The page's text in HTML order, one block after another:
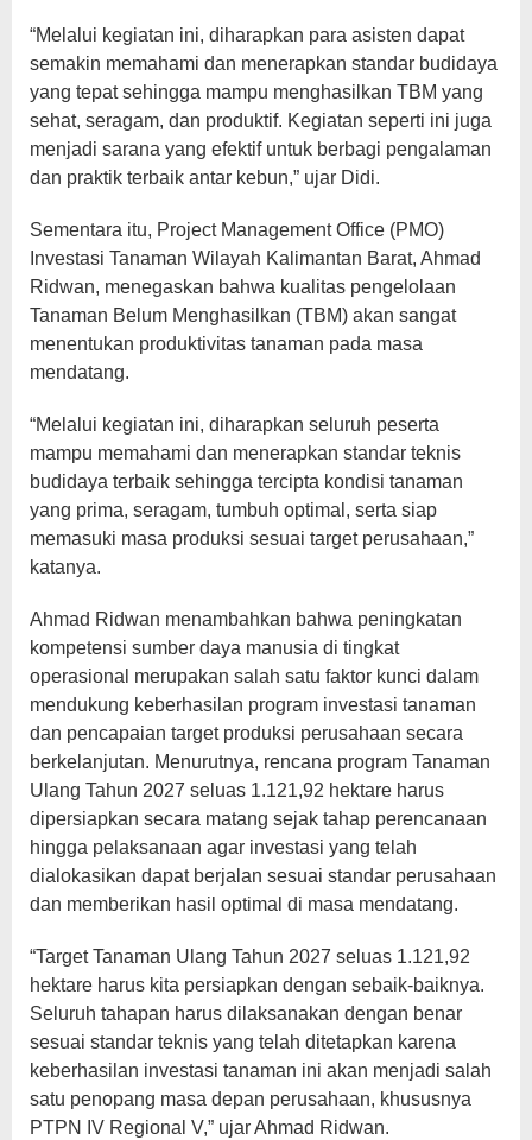
“Melalui kegiatan ini, diharapkan para asisten dapat
semakin memahami dan menerapkan standar budidaya
yang tepat sehingga mampu menghasilkan TBM yang
sehat, seragam, dan produktif. Kegiatan seperti ini juga
menjadi sarana yang efektif untuk berbagi pengalaman
dan praktik terbaik antar kebun,” ujar Didi.
Sementara itu, Project Management Office (PMO)
Investasi Tanaman Wilayah Kalimantan Barat, Ahmad
Ridwan, menegaskan bahwa kualitas pengelolaan
Tanaman Belum Menghasilkan (TBM) akan sangat
menentukan produktivitas tanaman pada masa
mendatang.
“Melalui kegiatan ini, diharapkan seluruh peserta
mampu memahami dan menerapkan standar teknis
budidaya terbaik sehingga tercipta kondisi tanaman
yang prima, seragam, tumbuh optimal, serta siap
memasuki masa produksi sesuai target perusahaan,”
katanya.
Ahmad Ridwan menambahkan bahwa peningkatan
kompetensi sumber daya manusia di tingkat
operasional merupakan salah satu faktor kunci dalam
mendukung keberhasilan program investasi tanaman
dan pencapaian target produksi perusahaan secara
berkelanjutan. Menurutnya, rencana program Tanaman
Ulang Tahun 2027 seluas 1.121,92 hektare harus
dipersiapkan secara matang sejak tahap perencanaan
hingga pelaksanaan agar investasi yang telah
dialokasikan dapat berjalan sesuai standar perusahaan
dan memberikan hasil optimal di masa mendatang.
“Target Tanaman Ulang Tahun 2027 seluas 1.121,92
hektare harus kita persiapkan dengan sebaik-baiknya.
Seluruh tahapan harus dilaksanakan dengan benar
sesuai standar teknis yang telah ditetapkan karena
keberhasilan investasi tanaman ini akan menjadi salah
satu penopang masa depan perusahaan, khususnya
PTPN IV Regional V,” ujar Ahmad Ridwan.